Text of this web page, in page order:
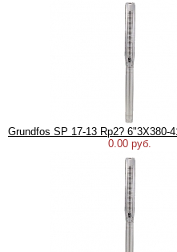
Grundfos SP 17-13 Rp2? 6"3X380-
0.00 руб.